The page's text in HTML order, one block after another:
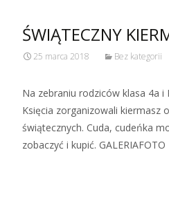
ŚWIĄTECZNY
25 marca 2018 Bez kategorii
Na zebraniu rodziców klasa 4a i
Księcia zorganizowali kiermasz
świątecznych. Cuda, cudeńka
zobaczyć i kupić. GALERIAFOTO